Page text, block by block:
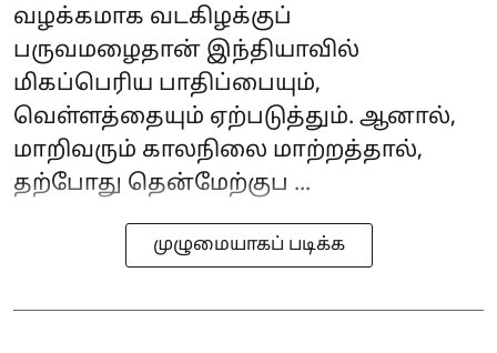
வழக்கமாக வடகிழக்குப்
பருவமழைதான் இந்தியாவில்
மிகப்பெரிய பாதிப்பையும்,
வெள்ளத்தையும் ஏற்படுத்தும். ஆனால்,
மாறிவரும் காலநிலை மாற்றத்தால்,
தற்போது தென்மேற்குப ...
முழுமையாகப் படிக்க